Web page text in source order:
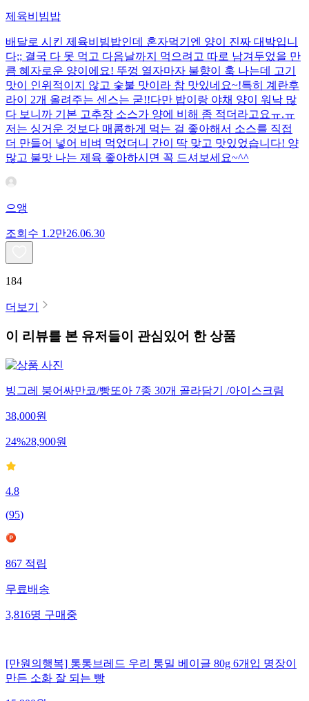
제육비빔밥
배달로 시킨 제육비빔밥인데 혼자먹기엔 양이 진짜 대박입니
다;; 결국 다 못 먹고 다음날까지 먹으려고 따로 남겨두었을 만
큼 혜자로운 양이에요! 뚜껑 열자마자 불향이 훅 나는데 고기
맛이 인위적이지 않고 숯불 맛이라 참 맛있네요~!특히 계란후
라이 2개 올려주는 센스는 굳!! ​다만 밥이랑 야채 양이 워낙 많
다 보니까 기본 고추장 소스가 양에 비해 좀 적더라고요ㅠ.ㅠ
저는 싱거운 것보다 매콤하게 먹는 걸 좋아해서 소스를 직접
더 만들어 넣어 비벼 먹었더니 간이 딱 맞고 맛있었습니다! 양
많고 불맛 나는 제육 좋아하시면 꼭 드셔보세요~^^
으앵
조회수 1.2만26.06.30
184
더보기
이 리뷰를 본 유저들이 관심있어 한 상품
빙그레 붕어싸만코/빵또아 7종 30개 골라담기 /아이스크림
38,000원
24%28,900원
4.8
(95)
867 적립
무료배송
3,816명 구매중
[만원의행복] 통통브레드 우리 통밀 베이글 80g 6개입 명장이
만든 소화 잘 되는 빵